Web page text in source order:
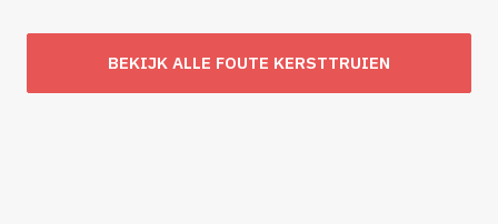
was: is:
BEKIJK ALLE FOUTE KERSTTRUIEN